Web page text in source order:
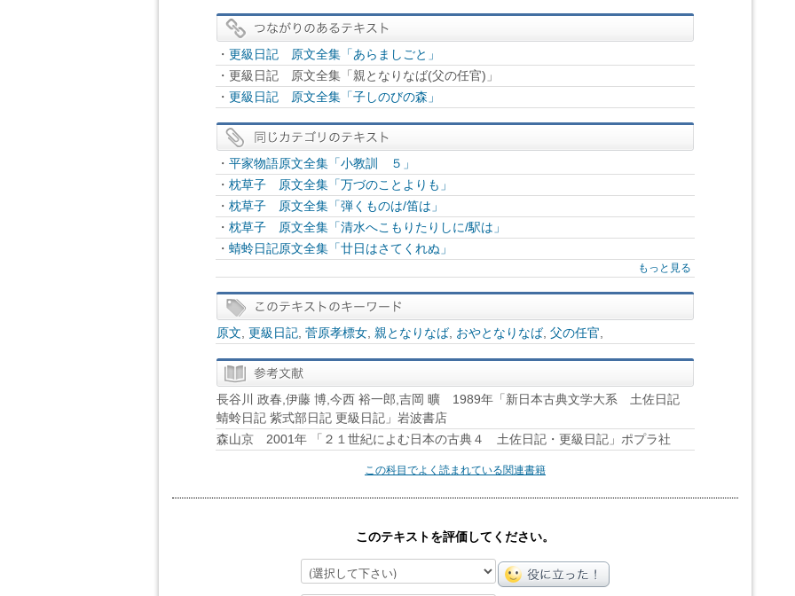
・ 更級日記 原文全集「あらましごと」
・更級日記 原文全集「親となりなば(父の任官)」
・ 更級日記 原文全集「子しのびの森」
・ 平家物語原文全集「小教訓 ５」
・ 枕草子 原文全集「万づのことよりも」
・ 枕草子 原文全集「弾くものは/笛は」
・ 枕草子 原文全集「清水へこもりたりしに/駅は」
・ 蜻蛉日記原文全集「廿日はさてくれぬ」
もっと見る
原文 更級日記 菅原孝標女 親となりなば, おやとなりなば, 父の任官
長谷川 政春,伊藤 博,今西 裕一郎,吉岡 曠 1989年「新日本古典文学大系 土佐日記
蜻蛉日記 紫式部日記 更級日記」岩波書店
森山京 2001年 「２１世紀によむ日本の古典４ 土佐日記・更級日記」ポプラ社
この科目でよく読まれている関連書籍
このテキストを評価してください。